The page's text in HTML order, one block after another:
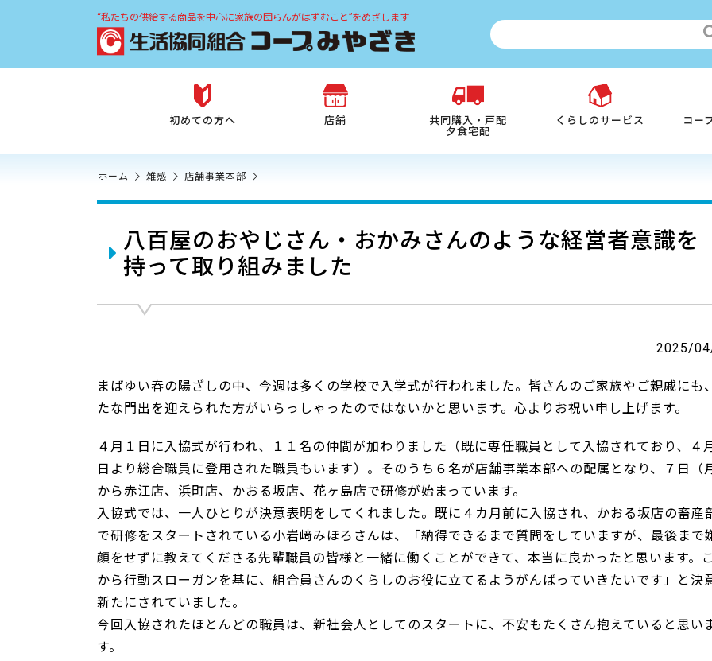
“私たちの供給する商品を中心に家族の団らんがはずむこと”をめざします
初めての方へ 店舗
共同購入・戸配
夕食宅配
くらしのサービス コー
ホーム 雑感 店舗事業本部
八百屋のおやじさん・おかみさんのような経営者意識を
持って取り組みました
2025/
まばゆい春の陽ざしの中、今週は多くの学校で入学式が行われました。皆さんのご家族やご親戚にも
たな門出を迎えられた方がいらっしゃったのではないかと思います。心よりお祝い申し上げます。
４月１日に入協式が行われ、１１名の仲間が加わりました（既に専任職員として入協されており、４
日より総合職員に登用された職員もいます）。そのうち６名が店舗事業本部への配属となり、７日（
から赤江店、浜町店、かおる坂店、花ヶ島店で研修が始まっています。
入協式では、一人ひとりが決意表明をしてくれました。既に４カ月前に入協され、かおる坂店の畜産
で研修をスタートされている小岩﨑みほろさんは、「納得できるまで質問をしていますが、最後まで
顔をせずに教えてくださる先輩職員の皆様と一緒に働くことができて、本当に良かったと思います。
から行動スローガンを基に、組合員さんのくらしのお役に立てるようがんばっていきたいです」と決
新たにされていました。
今回入協されたほとんどの職員は、新社会人としてのスタートに、不安もたくさん抱えていると思い
す。